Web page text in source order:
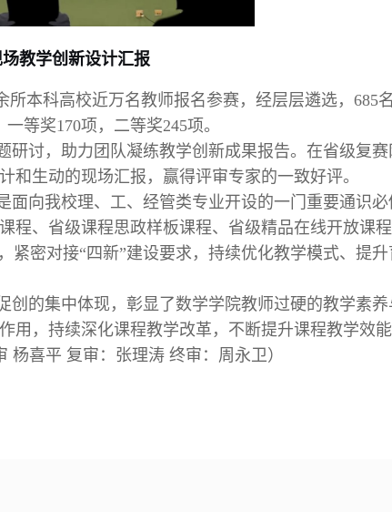
教学创新设计汇报
本科高校近万名教师报名参赛，经层层遴选，685
等奖170项，二等奖245项。
讨，助力团队凝练教学创新成果报告。在省级复
生动的现场汇报，赢得评审专家的一致好评。
向我校理、工、经管类专业开设的一门重要通识
程、省级课程思政样板课程、省级精品在线开放课
密对接“四新”建设要求，持续优化教学模式、提
的集中体现，彰显了数学学院教师过硬的教学素养
用，持续深化课程教学改革，不断提升课程教学效
喜平 复审：张理涛 终审：周永卫）